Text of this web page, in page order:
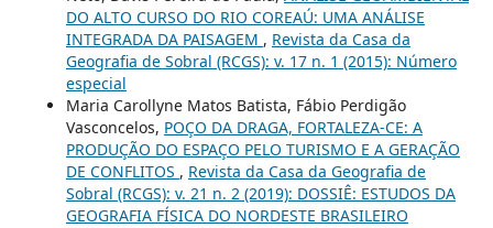
DO ALTO CURSO DO RIO COREAÚ: UMA ANÁLISE
INTEGRADA DA PAISAGEM , Revista da Casa da
Geografia de Sobral (RCGS): v. 17 n. 1 (2015): Número
especial
Maria Carollyne Matos Batista, Fábio Perdigão
Vasconcelos, POÇO DA DRAGA, FORTALEZA-CE: A
PRODUÇÃO DO ESPAÇO PELO TURISMO E A GERAÇÃO
DE CONFLITOS , Revista da Casa da Geografia de
Sobral (RCGS): v. 21 n. 2 (2019): DOSSIÊ: ESTUDOS DA
GEOGRAFIA FÍSICA DO NORDESTE BRASILEIRO